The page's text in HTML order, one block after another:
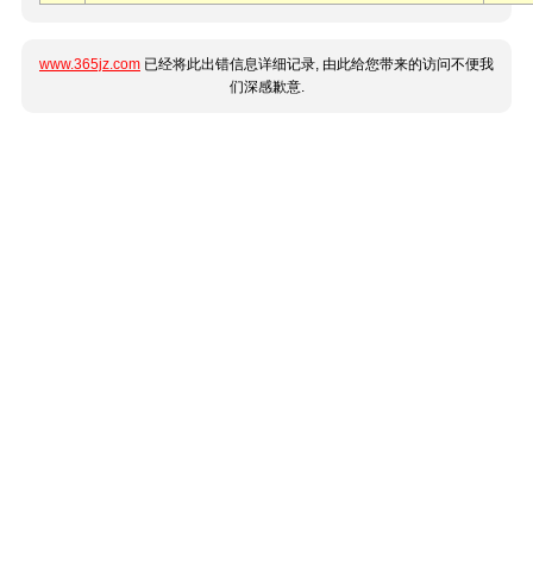
www.365jz.com 已经将此出错信息详细记录, 由此给您带来的访问不便我
们深感歉意.